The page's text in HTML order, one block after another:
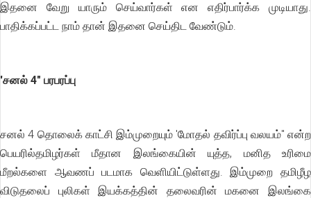
இதனை வேறு யாரும் செய்வார்கள் என எதிர்பார்க்க முடியாது.
பாதிக்கப்பட்ட நாம் தான் இதனை செய்திட வேண்டும்.
'சனல் 4" பரபரப்பு
சனல் 4 தொலைக் காட்சி இம்முறையும் 'மோதல் தவிர்ப்பு வலயம்" என்ற
பெயரில்தமிழர்கள் மீதான இலங்கையின் யுத்த, மனித உரிமை
மீறல்களை ஆவணப் படமாக வெளியிட்டுள்ளது. இம்முறை தமிழீழ
விடுதலைப் புலிகள் இயக்கத்தின் தலைவரின் மகனை இலங்கை